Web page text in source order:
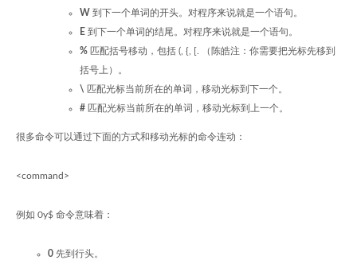
W 到下一个单词的开头。对程序来说就是一个语句。
E 到下一个单词的结尾。对程序来说就是一个语句。
% 匹配括号移动，包括 (, {, [. （陈皓注：你需要把光标先移到
括号上）。
\ 匹配光标当前所在的单词，移动光标到下一个。
# 匹配光标当前所在的单词，移动光标到上一个。
很多命令可以通过下面的方式和移动光标的命令连动：
<command>
例如 0y$ 命令意味着：
0 先到行头。